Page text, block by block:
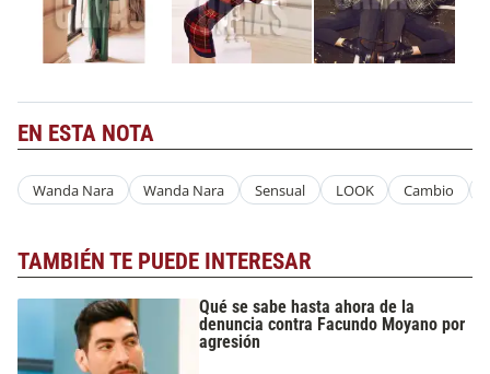
EN ESTA NOTA
Wanda Nara Wanda Nara Sensual LOOK Cambio
TAMBIÉN TE PUEDE INTERESAR
Qué se sabe hasta ahora de la
denuncia contra Facundo Moyano por
agresión